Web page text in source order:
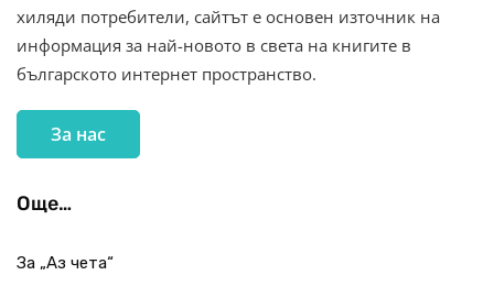
хиляди потребители, сайтът е основен източник на
информация за най-новото в света на книгите в
българското интернет пространство.
За нас
Още…
За „Аз чета“